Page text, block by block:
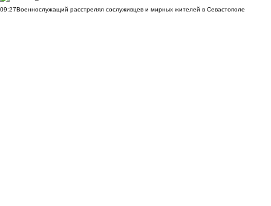
09:27Военнослужащий расстрелял сослуживцев и мирных жителей в Севастополе